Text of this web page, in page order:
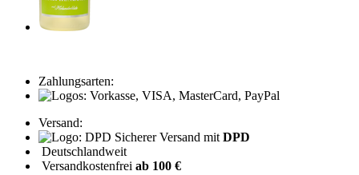
Zahlungsarten:
Versand:
Sicherer Versand mit DPD
Deutschlandweit
Versandkostenfrei ab 100 €